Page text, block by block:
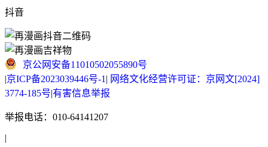
抖音
京公网安备11010502055890号
|京ICP备2023039446号-1 | 网络文化经营许可证：京网文[2024]
3774-185号|有害信息举报
举报电话：010-64141207
|